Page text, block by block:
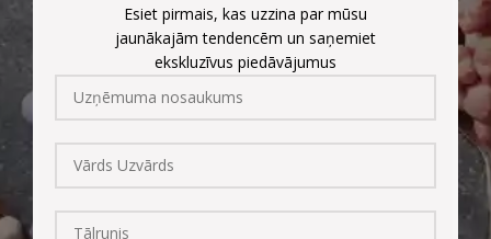
Esiet pirmais, kas uzzina par mūsu
jaunākajām tendencēm un saņemiet
ekskluzīvus piedāvājumus